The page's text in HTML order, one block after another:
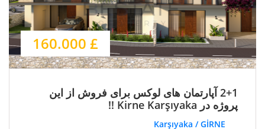
£ 160.000
2+1 آپارتمان های لوکس برای فروش از این
پروژه در Kirne Karşıyaka !!